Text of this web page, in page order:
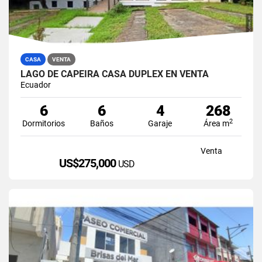
CASA VENTA
LAGO DE CAPEIRA CASA DUPLEX EN VENTA
Ecuador
6
Dormitorios
6
Baños
4
Garaje
268
Área m2
Venta
US$275,000 USD